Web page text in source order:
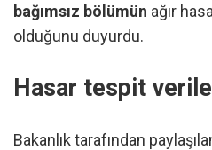
bağımsız bölümün ağır
olduğunu duyurdu.
Hasar tespit
Bakanlık tarafından